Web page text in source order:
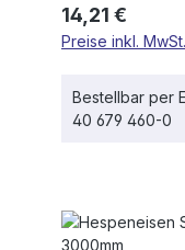
Regulärer
14,21 €
Preise inkl.
Bestellbar per
40 679 460-0